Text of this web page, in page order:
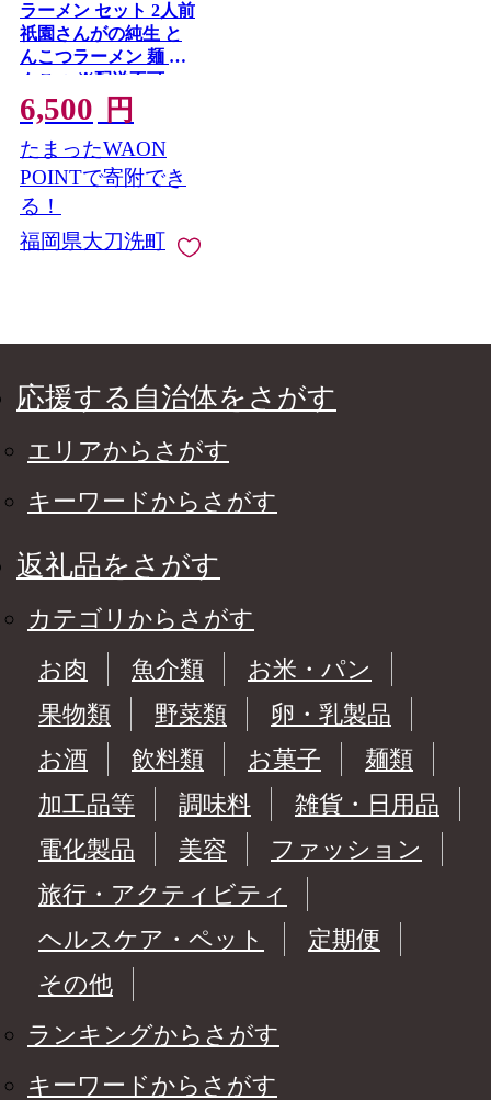
ラーメン セット 2人前
祇園さんがの純生 と
んこつラーメン 麺 と
んこつ ※配送不可：
離島
6,500 円
たまったWAON
POINTで寄附でき
る！
福岡県大刀洗町
応援する自治体をさがす
エリアからさがす
キーワードからさがす
返礼品をさがす
カテゴリからさがす
お肉
魚介類
お米・パン
果物類
野菜類
卵・乳製品
お酒
飲料類 お菓子
麺類
加工品等
調味料
雑貨・日用品
電化製品
美容
ファッション
旅行・アクティビティ
ヘルスケア・ペット
定期便
その他
ランキングからさがす
キーワードからさがす